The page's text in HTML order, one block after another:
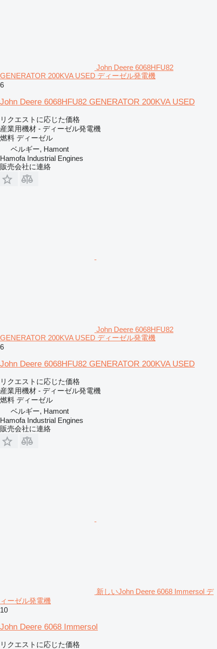
John Deere 6068HFU82
GENERATOR 200KVA USED ディーゼル発電機
6
John Deere 6068HFU82 GENERATOR 200KVA USED
リクエストに応じた価格
産業用機材 - ディーゼル発電機
燃料 ディーゼル
ベルギー, Hamont
Hamofa Industrial Engines
販売会社に連絡
John Deere 6068HFU82
GENERATOR 200KVA USED ディーゼル発電機
6
John Deere 6068HFU82 GENERATOR 200KVA USED
リクエストに応じた価格
産業用機材 - ディーゼル発電機
燃料 ディーゼル
ベルギー, Hamont
Hamofa Industrial Engines
販売会社に連絡
新しいJohn Deere 6068 Immersol デ
ィーゼル発電機
10
John Deere 6068 Immersol
リクエストに応じた価格